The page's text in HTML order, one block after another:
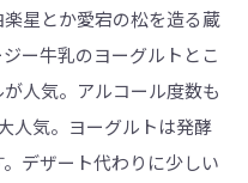
星とか愛宕の松を造る蔵
ー牛乳のヨーグルトとこ
人気。アルコール度数も
人気。ヨーグルトは発酵
デザート代わりに少しい